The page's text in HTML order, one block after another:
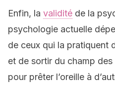
Enfin, la validité de la
psychologie actuelle
de ceux qui la pratiquent
et de sortir du champ
pour prêter l’oreille à